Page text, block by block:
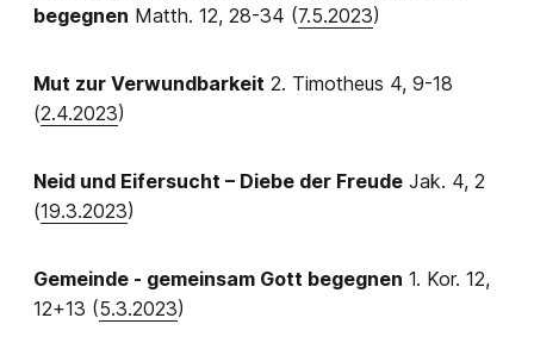
begegnen Matth. 12, 28-34 (7.5.2023)
Mut zur Verwundbarkeit 2. Timotheus 4, 9-18
(2.4.2023)
Neid und Eifersucht – Diebe der Freude Jak. 4, 2
(19.3.2023)
Gemeinde - gemeinsam Gott begegnen 1. Kor. 12,
12+13 (5.3.2023)